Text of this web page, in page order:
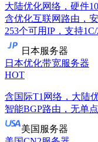
大陆优化网络，硬件
含优化互联网路由，
253个可用IP，支持1C/
日本服务器
日本优化带宽服务器
HOT
含国际T1网络，大陆
智能BGP路由，无单
美国服务器